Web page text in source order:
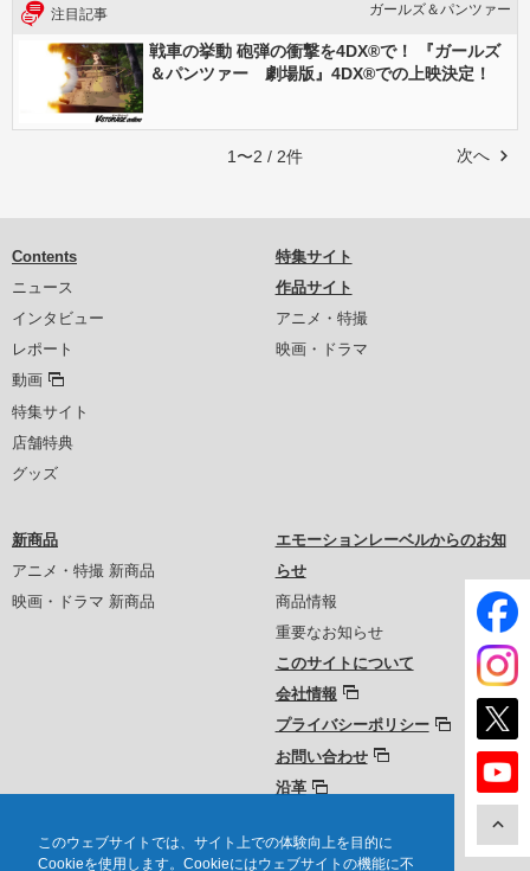
このウェブサイトでは、サイト上での体験向上を目的に
Cookieを使用します。Cookieにはウェブサイトの機能に不
注目記事 ガールズ＆パンツァー
戦車の挙動 砲弾の衝撃を4DX®で！ 『ガールズ
＆パンツァー 劇場版』4DX®での上映決定！
次へ
1〜2 / 2件
Contents
ニュース
インタビュー
レポート
動画
特集サイト
店舗特典
グッズ
特集サイト
作品サイト
アニメ・特撮
映画・ドラマ
新商品
アニメ・特撮 新商品
映画・ドラマ 新商品
エモーションレーベルからのお知
らせ
商品情報
重要なお知らせ
このサイトについて
会社情報
プライバシーポリシー
お問い合わせ
沿革